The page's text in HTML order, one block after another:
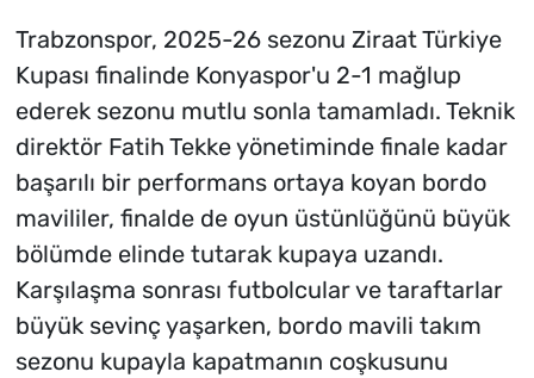
Trabzonspor, 2025-26 sezonu Ziraat Türkiye
Kupası finalinde Konyaspor'u 2-1 mağlup
ederek sezonu mutlu sonla tamamladı. Teknik
direktör Fatih Tekke yönetiminde finale kadar
başarılı bir performans ortaya koyan bordo
mavililer, finalde de oyun üstünlüğünü büyük
bölümde elinde tutarak kupaya uzandı.
Karşılaşma sonrası futbolcular ve taraftarlar
büyük sevinç yaşarken, bordo mavili takım
sezonu kupayla kapatmanın coşkusunu